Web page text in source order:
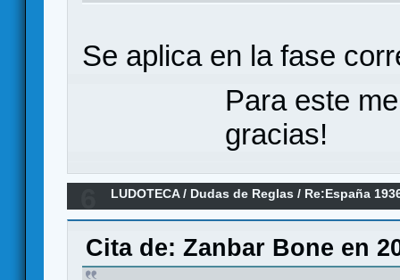
Se aplica en la fase
Para este
gracias!
LUDOTECA/ Dudas de Reglas / Re:España
Cita de: Zanbar Bone en